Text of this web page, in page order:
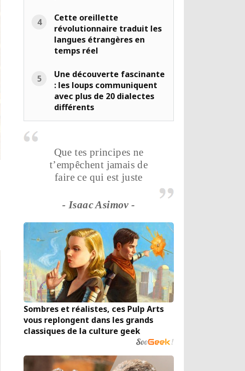
Cette oreillette
révolutionnaire traduit les
langues étrangères en
temps réel
Une découverte fascinante
: les loups communiquent
avec plus de 20 dialectes
différents
Que tes principes ne
t’empêchent jamais de
faire ce qui est juste
- Isaac Asimov -
Sombres et réalistes, ces Pulp Arts
vous replongent dans les grands
classiques de la culture geek